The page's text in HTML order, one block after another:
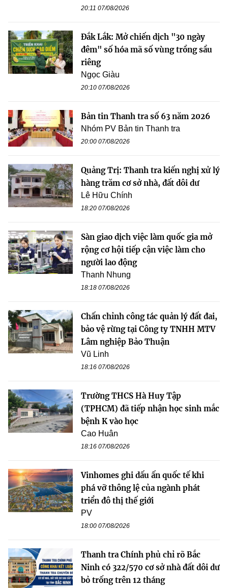
20:11 07/08/2026
Đắk Lắk: Mở chiến dịch "30 ngày
đêm" số hóa mã số vùng trồng sầu
riêng
Ngọc Giàu
20:10 07/08/2026
Bản tin Thanh tra số 63 năm 2026
Nhóm PV Bản tin Thanh tra
20:00 07/08/2026
Quảng Trị: Thanh tra kiến nghị xử lý
hàng trăm cơ sở nhà, đất dôi dư
Lê Hữu Chính
18:20 07/08/2026
Sàn giao dịch việc làm quốc gia mở
rộng cơ hội tiếp cận việc làm cho
người lao động
Thanh Nhung
18:18 07/08/2026
Chấn chỉnh công tác quản lý đất đai,
bảo vệ rừng tại Công ty TNHH MTV
Lâm nghiệp Bảo Thuận
Vũ Linh
18:16 07/08/2026
Trường THCS Hà Huy Tập
(TPHCM) đã tiếp nhận học sinh mắc
bệnh K vào học
Cao Huân
18:16 07/08/2026
Vinhomes ghi dấu ấn quốc tế khi
phá vỡ thông lệ của ngành phát
triển đô thị thế giới
PV
18:00 07/08/2026
Thanh tra Chính phủ chỉ rõ Bắc
Ninh có 322/570 cơ sở nhà đất dôi dư
bỏ trống trên 12 tháng